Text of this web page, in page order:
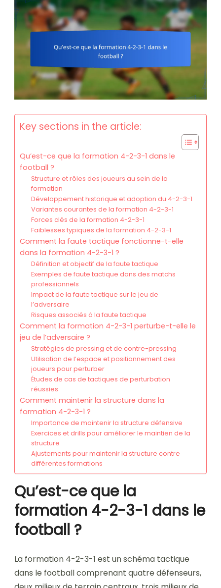
Key sections in the article:
Qu’est-ce que la formation 4-2-3-1 dans le
football ?
Structure et rôles des joueurs au sein de la
formation
Développement historique et adoption du 4-2-3-1
Variantes courantes de la formation 4-2-3-1
Forces clés de la formation 4-2-3-1
Faiblesses typiques de la formation 4-2-3-1
Comment la faute tactique fonctionne-t-elle
dans la formation 4-2-3-1 ?
Définition et objectif de la faute tactique
Exemples de faute tactique dans des matchs
professionnels
Impact de la faute tactique sur le jeu de
l’adversaire
Risques associés à la faute tactique
Comment la formation 4-2-3-1 perturbe-t-elle le
jeu de l’adversaire ?
Stratégies de pressing et de contre-pressing
Utilisation de l’espace et positionnement des
joueurs pour perturber
Études de cas de tactiques de perturbation
réussies
Comment maintenir la structure dans la
formation 4-2-3-1 ?
Importance de maintenir la structure défensive
Exercices et drills pour améliorer le maintien de la
structure
Ajustements pour maintenir la structure contre
différentes formations
Qu’est-ce que la
formation 4-2-3-1 dans le
football ?
La formation 4-2-3-1 est un schéma tactique
dans le football comprenant quatre défenseurs,